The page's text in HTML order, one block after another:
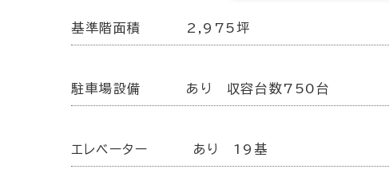
基準階面積 2,975坪
駐車場設備 あり 収容台数750台
エレベーター あり 19基